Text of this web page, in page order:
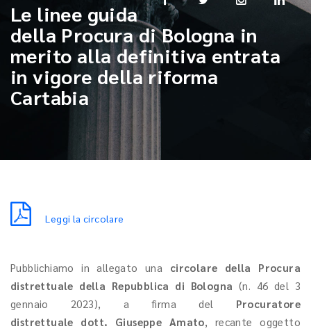
Le linee guida
della Procura di Bologna in
merito alla definitiva entrata
in vigore della riforma
Cartabia
Leggi la circolare
Pubblichiamo in allegato una circolare della Procura
distrettuale della Repubblica di Bologna (n. 46 del 3
gennaio 2023), a firma del Procuratore
distrettuale dott. Giuseppe Amato, recante oggetto